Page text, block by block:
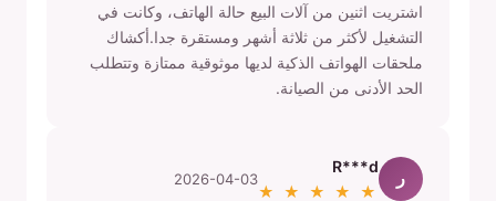
اشتريت اثنين من آلات البيع حالة الهاتف، وكانت في
التشغيل لأكثر من ثلاثة أشهر ومستقرة جدا.أكشاك
ملحقات الهواتف الذكية لديها موثوقية ممتازة وتتطلب
الحد الأدنى من الصيانة.
ر
R***d
★ ★ ★ ★ ★
2026-04-03